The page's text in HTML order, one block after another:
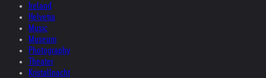
Ireland
Helvetia
Music
Museum
Photography
Theater
Kristallnacht